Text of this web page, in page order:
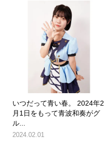
いつだって青い春。 2024年2
月1日をもって青波和奏がグ
ル...
2024.02.01